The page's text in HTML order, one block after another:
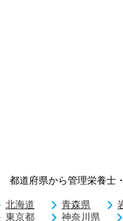
都道府県から管理栄養士
北海道 青森県
東京都
神奈川県